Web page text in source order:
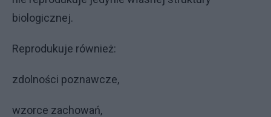
biologicznej.
Reprodukuje również:
zdolności poznawcze,
wzorce zachowań,